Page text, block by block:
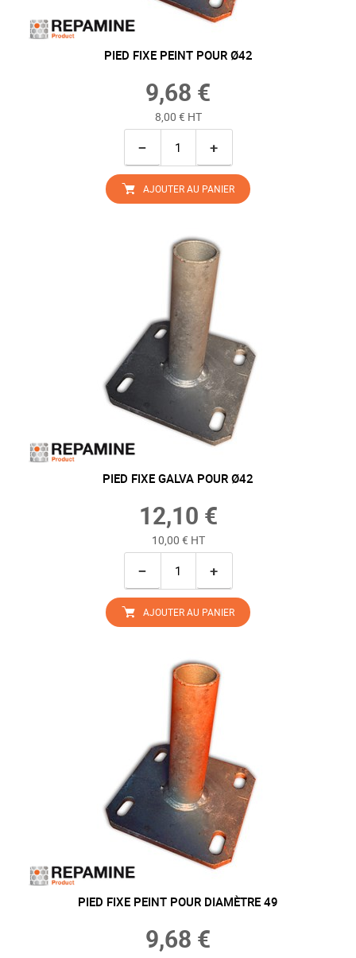
PIED FIXE PEINT POUR Ø42
9,68 €
8,00 € HT
− +
AJOUTER AU PANIER
PIED FIXE GALVA POUR Ø42
12,10 €
10,00 € HT
− +
AJOUTER AU PANIER
PIED FIXE PEINT POUR DIAMÈTRE 49
9,68 €